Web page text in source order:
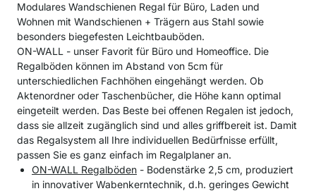
Modulares Wandschienen Regal für Büro, Laden und
Wohnen mit Wandschienen + Trägern aus Stahl sowie
besonders biegefesten Leichtbauböden.
ON-WALL - unser Favorit für Büro und Homeoffice. Die
Regalböden können im Abstand von 5cm für
unterschiedlichen Fachhöhen eingehängt werden. Ob
Aktenordner oder Taschenbücher, die Höhe kann optimal
eingeteilt werden. Das Beste bei offenen Regalen ist jedoch,
dass sie allzeit zugänglich sind und alles griffbereit ist. Damit
das Regalsystem all Ihre individuellen Bedürfnisse erfüllt,
passen Sie es ganz einfach im Regalplaner an.
ON-WALL Regalböden - Bodenstärke 2,5 cm, produziert
in innovativer Wabenkerntechnik, d.h. geringes Gewicht